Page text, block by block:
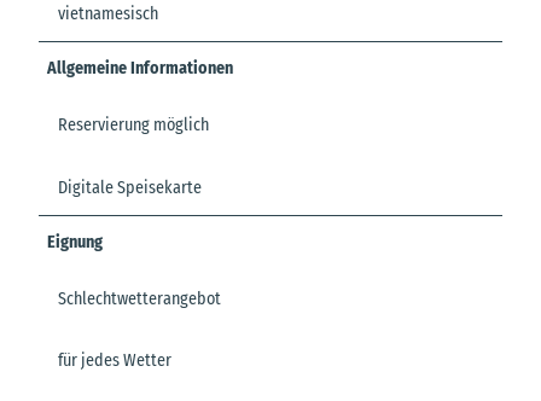
vietnamesisch
Allgemeine Informationen
Reservierung möglich
Digitale Speisekarte
Eignung
Schlechtwetterangebot
für jedes Wetter